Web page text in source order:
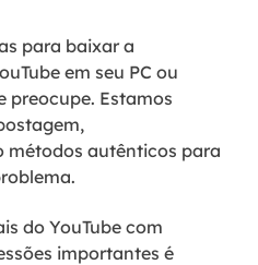
para baixar a
em seu PC ou
preocupe. Estamos
autênticos para
do YouTube com
importantes é